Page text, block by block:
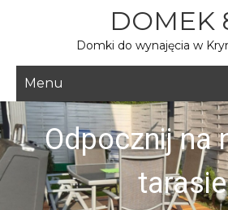
DOMEK
Domki do wynajęcia w
Menu
Odpocznij na
tarasie